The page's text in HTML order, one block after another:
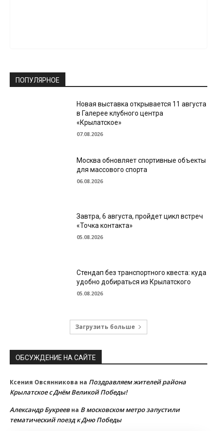
ПОПУЛЯРНОЕ
Новая выставка открывается 11 августа
в Галерее клубного центра
«Крылатское»
07.08.2026
Москва обновляет спортивные объекты
для массового спорта
06.08.2026
Завтра, 6 августа, пройдет цикл встреч
«Точка контакта»
05.08.2026
Стендап без транспортного квеста: куда
удобно добираться из Крылатского
05.08.2026
Загрузить больше
ОБСУЖДЕНИЕ НА САЙТЕ
Ксения Овсянникова на Поздравляем жителей района
Крылатское с Днём Великой Победы!
Александр Букреевна В московском метро запустили
тематический поезд к Дню Победы